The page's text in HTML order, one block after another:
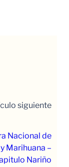
siguiente
Nacional de
Marihuana –
Nariño